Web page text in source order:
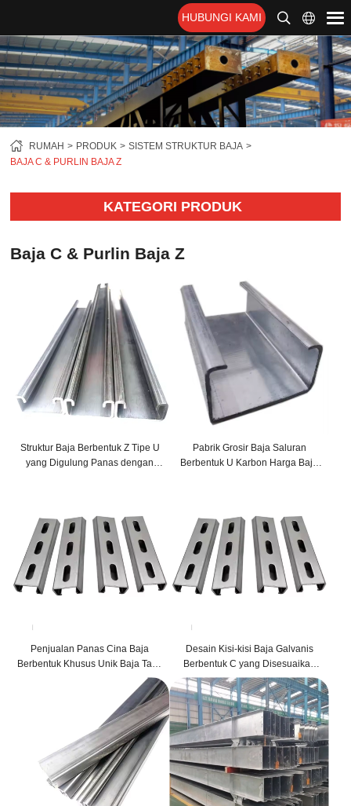
HUBUNGI KAMI
RUMAH PRODUK
SISTEM STRUKTUR BAJA
BAJA C & PURLIN BAJA Z
KATEGORI PRODUK
Baja C & Purlin Baja Z
Struktur Baja Berbentuk Z Tipe U
yang Digulung Panas dengan
Pabrik Grosir Baja Saluran
Berbentuk U Karbon Harga Baja
Penjualan Panas Cina Baja
Berbentuk Khusus Unik Baja Tarik
Desain Kisi-kisi Baja Galvanis
Berbentuk C yang Disesuaikan
Bangunan Baja & Struktur Lainnya